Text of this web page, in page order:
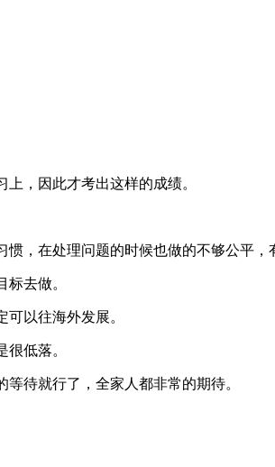
，因此才考出这样的成绩。
，在处理问题的时候也做的不够公平，
去做。
以往海外发展。
低落。
待就行了，全家人都非常的期待。